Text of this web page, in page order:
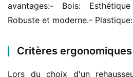
avantages:- Bois:
Robuste et moderne.-
Critères ergonomiques
Lors du choix d'un